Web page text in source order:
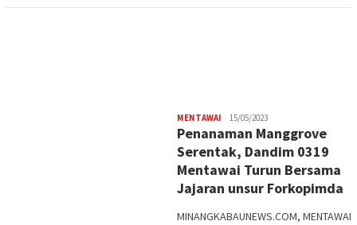
MENTAWAI Redaksi
15/05/2023
Penanaman Manggrove
Serentak, Dandim 0319
Mentawai Turun Bersama
Jajaran unsur Forkopimda
MINANGKABAUNEWS.COM, MENTAWAI